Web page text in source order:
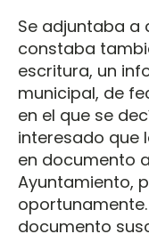
Se adjuntaba a
constaba
escritura, un
municipal, de
en el que se
interesado que
en documento
Ayuntamiento,
documento